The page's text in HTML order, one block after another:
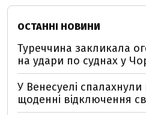
ОСТАННІ НОВИНИ
Туреччина закликала
на удари по суднах у
У Венесуелі
щоденні відключення